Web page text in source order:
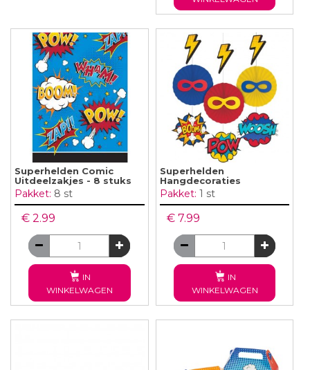
Superhelden Comic
Uitdeelzakjes - 8 stuks
Pakket: 8 st
€ 2.99
IN
WINKELWAGEN
Superhelden
Hangdecoraties
Pakket: 1 st
€ 7.99
IN
WINKELWAGEN